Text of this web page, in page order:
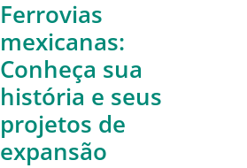
Ferrovias
mexicanas:
Conheça sua
história e seus
projetos de
expansão